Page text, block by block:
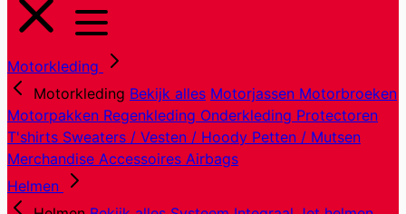
Motorkleding
Motorkleding Bekijk alles Motorjassen Motorbroeken
Motorpakken Regenkleding Onderkleding Protectoren
T'shirts Sweaters / Vesten / Hoody Petten / Mutsen
Merchandise Accessoires Airbags
Helmen